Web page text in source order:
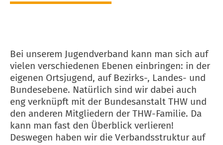
Bei unserem Jugendverband kann man sich auf
vielen verschiedenen Ebenen einbringen: in der
eigenen Ortsjugend, auf Bezirks-, Landes- und
Bundesebene. Natürlich sind wir dabei auch
eng verknüpft mit der Bundesanstalt THW und
den anderen Mitgliedern der THW-Familie. Da
kann man fast den Überblick verlieren!
Deswegen haben wir die Verbandsstruktur auf